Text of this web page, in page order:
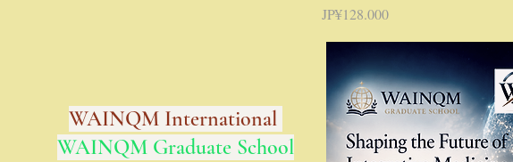
Harga
JP¥128.000
WAINQM International
WAINQM Graduate School